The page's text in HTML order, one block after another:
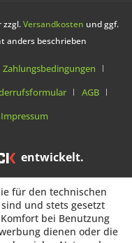
zzgl.Versandkosten und ggf.
anders beschrieben
AGB
Impressum
entwickelt.
für den technischen
und stets gesetzt
bei Benutzung
dienen oder die
für den technischen
und stets gesetzt
bei Benutzung
dienen oder die